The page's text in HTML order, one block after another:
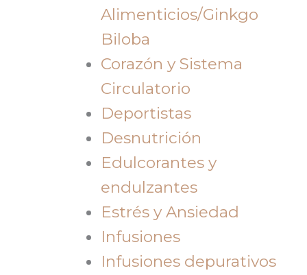
Alimenticios/Ginkgo
Biloba
Corazón y Sistema
Circulatorio
Deportistas
Desnutrición
Edulcorantes y
endulzantes
Estrés y Ansiedad
Infusiones
Infusiones depurativos